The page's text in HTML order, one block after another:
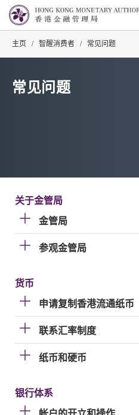
主页 / 智醒消费者 / 常见问题
常见问题
关于金管局
金管局
参观金管局
货币
申请复制香港流通纸币
联系汇率制度
纸币和硬币
银行体系